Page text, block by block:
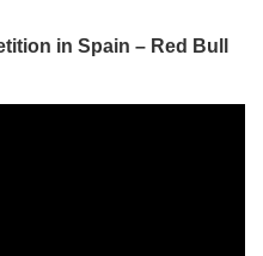
in Spain – Red Bull